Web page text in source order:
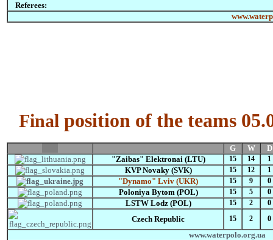
Referees:
Final position of the teams
G W
D
"Zaibas" Elektronai (LTU)
15 14 1
KVP Novaky (SVK) 15 12 1
"Dynamo" Lviv (UKR) 15 9 0
Poloniya Bytom (POL) 15 5 0
LSTW Lodz (POL) 15 2 0
Czech Republic 15 2 0
www.waterpolo.org.ua